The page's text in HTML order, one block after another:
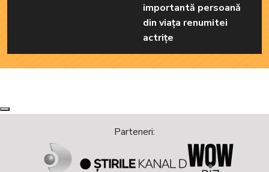
importantă persoană
din viața renumitei
actrițe
Next
Previous
Parteneri: